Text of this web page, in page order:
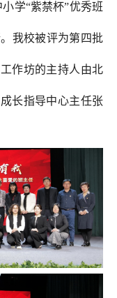
学“紫禁杯”优秀班
我校被评为第四批
作坊的主持人由北
长指导中心主任张